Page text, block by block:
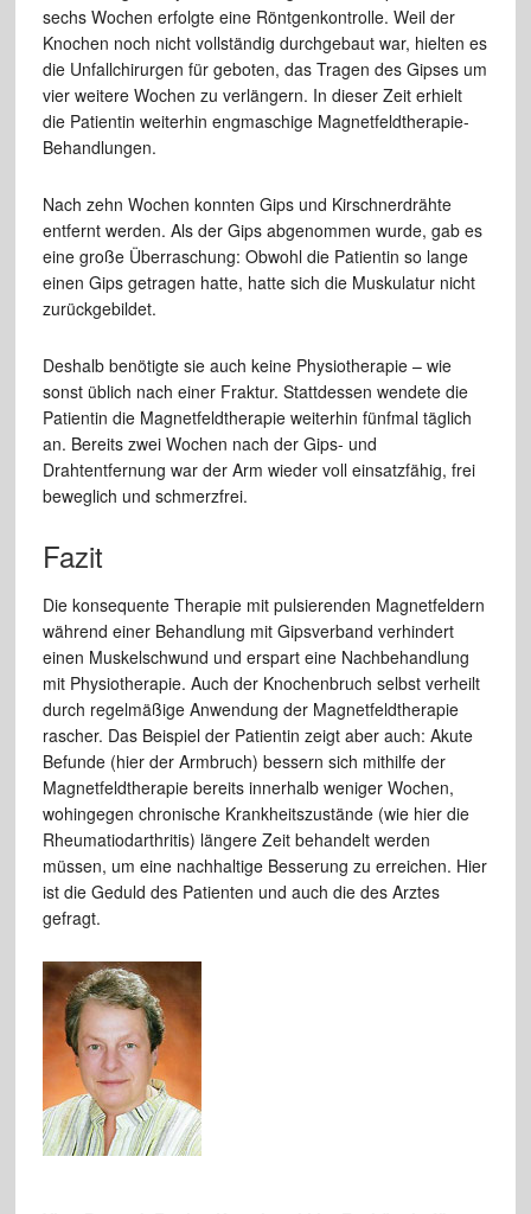
sechs Wochen erfolgte eine Röntgenkontrolle. Weil der
Knochen noch nicht vollständig durchgebaut war, hielten es
die Unfallchirurgen für geboten, das Tragen des Gipses um
vier weitere Wochen zu verlängern. In dieser Zeit erhielt
die Patientin weiterhin engmaschige Magnetfeldtherapie-
Behandlungen.
Nach zehn Wochen konnten Gips und Kirschnerdrähte
entfernt werden. Als der Gips abgenommen wurde, gab es
eine große Überraschung: Obwohl die Patientin so lange
einen Gips getragen hatte, hatte sich die Muskulatur nicht
zurückgebildet.
Deshalb benötigte sie auch keine Physiotherapie – wie
sonst üblich nach einer Fraktur. Stattdessen wendete die
Patientin die Magnetfeldtherapie weiterhin fünfmal täglich
an. Bereits zwei Wochen nach der Gips- und
Drahtentfernung war der Arm wieder voll einsatzfähig, frei
beweglich und schmerzfrei.
Fazit
Die konsequente Therapie mit pulsierenden Magnetfeldern
während einer Behandlung mit Gipsverband verhindert
einen Muskelschwund und erspart eine Nachbehandlung
mit Physiotherapie. Auch der Knochenbruch selbst verheilt
durch regelmäßige Anwendung der Magnetfeldtherapie
rascher. Das Beispiel der Patientin zeigt aber auch: Akute
Befunde (hier der Armbruch) bessern sich mithilfe der
Magnetfeldtherapie bereits innerhalb weniger Wochen,
wohingegen chronische Krankheitszustände (wie hier die
Rheumatiodarthritis) längere Zeit behandelt werden
müssen, um eine nachhaltige Besserung zu erreichen. Hier
ist die Geduld des Patienten und auch die des Arztes
gefragt.